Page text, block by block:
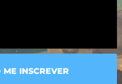
ME INSCREVER